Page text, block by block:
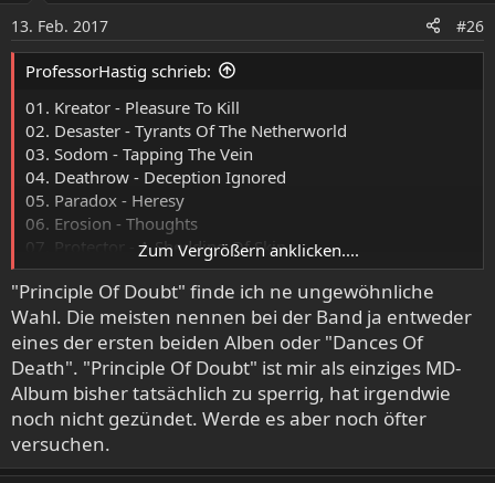
n
e
n
13. Feb. 2017 #26
ProfessorHastig schrieb:
01. Kreator - Pleasure To Kill
02. Desaster - Tyrants Of The Netherworld
03. Sodom - Tapping The Vein
04. Deathrow - Deception Ignored
05. Paradox - Heresy
06. Erosion - Thoughts
07. Protector - A Shedding Of Skin
08. Tankard - Stone Cold Sober
09. Mekong Delta - The Principle Of Doubt
10. Megace - Inner War
Zum Vergrößern anklicken....
"Principle Of Doubt" finde ich ne ungewöhnliche
Wahl. Die meisten nennen bei der Band ja entweder
eines der ersten beiden Alben oder "Dances Of
Death". "Principle Of Doubt" ist mir als einziges MD-
Album bisher tatsächlich zu sperrig, hat irgendwie
noch nicht gezündet. Werde es aber noch öfter
versuchen.